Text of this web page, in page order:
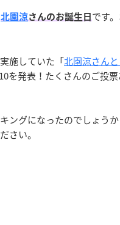
北園涼さんのお誕生日 です
施していた「北園涼さん
を発表！たくさんのご投
ングになったのでしょう
さい。